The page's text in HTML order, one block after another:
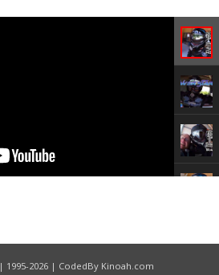
| 1995-2026 | CodedBy Kinoah.com